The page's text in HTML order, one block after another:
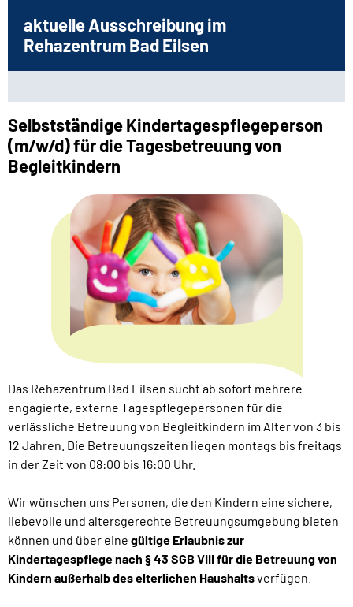
aktuelle Ausschreibung im
Rehazentrum Bad Eilsen
Selbstständige Kindertagespflegeperson
(m/w/d) für die Tagesbetreuung von
Begleitkindern
Das Rehazentrum Bad Eilsen sucht ab sofort mehrere
engagierte, externe Tagespflegepersonen für die
verlässliche Betreuung von Begleitkindern im Alter von 3 bis
12 Jahren. Die Betreuungszeiten liegen montags bis freitags
in der Zeit von 08:00 bis 16:00 Uhr.
Wir wünschen uns Personen, die den Kindern eine sichere,
liebevolle und altersgerechte Betreuungsumgebung bieten
können und über eine gültige Erlaubnis zur
Kindertagespflege nach § 43 SGB VIII für die Betreuung von
Kindern außerhalb des elterlichen Haushaltsverfügen.